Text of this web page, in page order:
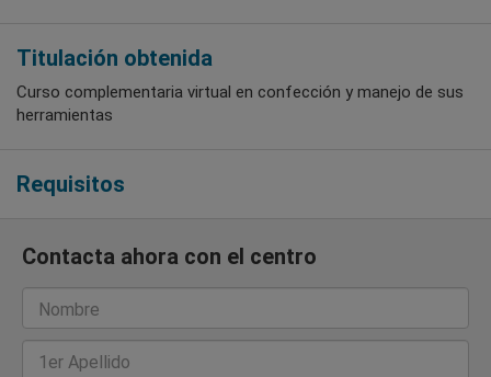
Titulación obtenida
Curso complementaria virtual en confección y manejo de sus
herramientas
Requisitos
Contacta ahora con el centro
Nombre
1er Apellido